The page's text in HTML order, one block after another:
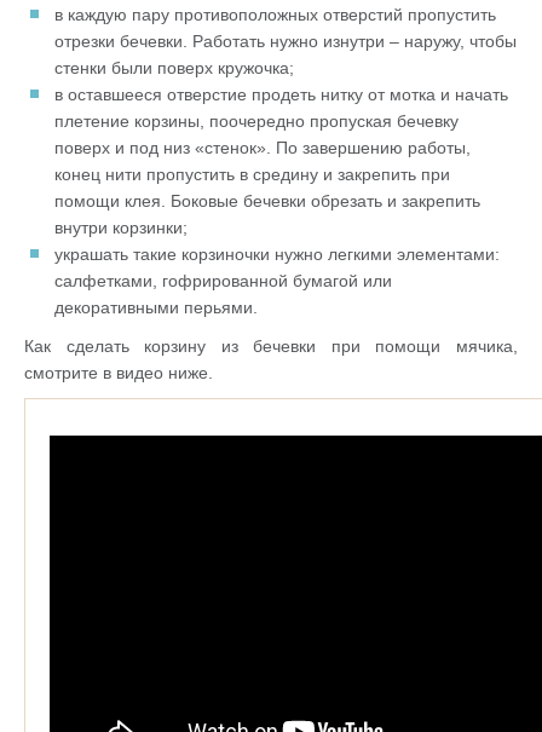
в каждую пару противоположных отверстий пропустить
отрезки бечевки. Работать нужно изнутри – наружу, чтобы
стенки были поверх кружочка;
в оставшееся отверстие продеть нитку от мотка и начать
плетение корзины, поочередно пропуская бечевку
поверх и под низ «стенок». По завершению работы,
конец нити пропустить в средину и закрепить при
помощи клея. Боковые бечевки обрезать и закрепить
внутри корзинки;
украшать такие корзиночки нужно легкими элементами:
салфетками, гофрированной бумагой или
декоративными перьями.
Как сделать корзину из бечевки при помощи мячика,
смотрите в видео ниже.